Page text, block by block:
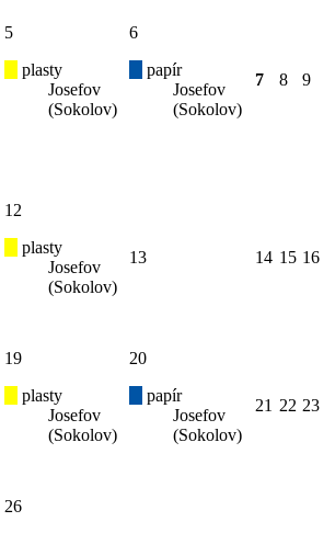
5
plasty
Josefov
(Sokolov)
6
papír
Josefov
(Sokolov)
7 8 9
12
plasty
Josefov
(Sokolov)
13 14 15 16
19
plasty
Josefov
(Sokolov)
20
papír
Josefov
(Sokolov)
21 22 23
26